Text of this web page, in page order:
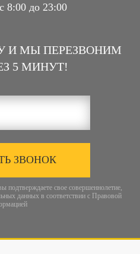
8:00 до 23:00
И МЫ ПЕРЕЗВОНИМ
5 МИНУТ!
ЗВОНОК
подтверждаете свое совершеннолетие,
данных в соответствии с Правовой